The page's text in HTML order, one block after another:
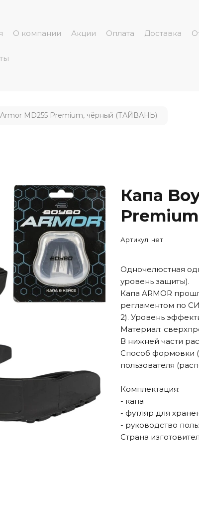
О компании Акции Оплата Доставка
MD255 Premium, чёрный (ТАЙВАНЬ)
Капа
Артикул: нет
Одночелюстная
уровень защиты).
Капа ARMOR
регламентом по
2). Уровень
Материал:
В нижней части
Способ формовки
пользователя
Комплектация:
- капа
- футляр для
- руководство
Страна